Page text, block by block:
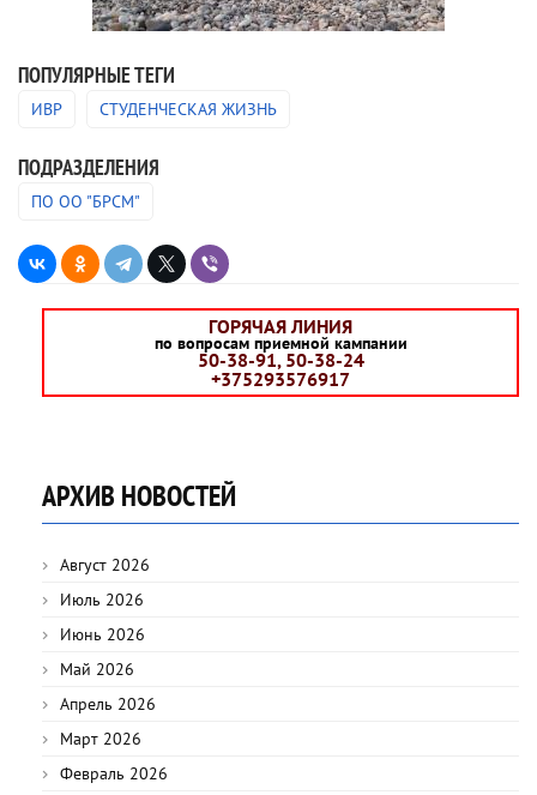
ПОПУЛЯРНЫЕ ТЕГИ
ИВР СТУДЕНЧЕСКАЯ ЖИЗНЬ
ПОДРАЗДЕЛЕНИЯ
ПО ОО "БРСМ"
ГОРЯЧАЯ ЛИНИЯ
по вопросам приемной кампании
50-38-91, 50-38-24
+375293576917
АРХИВ НОВОСТЕЙ
Август 2026
Июль 2026
Июнь 2026
Май 2026
Апрель 2026
Март 2026
Февраль 2026